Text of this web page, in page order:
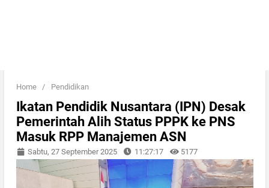
Home / Pendidikan
Ikatan Pendidik Nusantara (IPN) Desak
Pemerintah Alih Status PPPK ke PNS
Masuk RPP Manajemen ASN
Sabtu, 27 September 2025 11:27:17 5177